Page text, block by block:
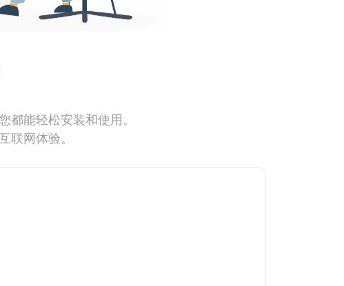
能轻松安装和使用。
网体验。